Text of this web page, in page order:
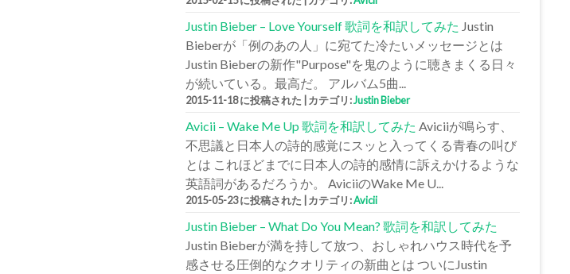
Justin Bieber – Love Yourself 歌詞を和訳してみた Justin
Bieberが「例のあの人」に宛てた冷たいメッセージとは
Justin Bieberの新作"Purpose"を鬼のように聴きまくる日々
が続いている。最高だ。 アルバム5曲...
2015-11-18 に投稿された カテゴリ:Justin Bieber
Avicii – Wake Me Up 歌詞を和訳してみた Aviciiが鳴らす、
不思議と日本人の詩的感覚にスッと入ってくる青春の叫び
とは これほどまでに日本人の詩的感情に訴えかけるような
英語詞があるだろうか。 AviciiのWake Me U...
2015-05-23 に投稿された カテゴリ:Avicii
Justin Bieber – What Do You Mean? 歌詞を和訳してみた
Justin Bieberが満を持して放つ、おしゃれハウス時代を予
感させる圧倒的なクオリティの新曲とは ついにJustin